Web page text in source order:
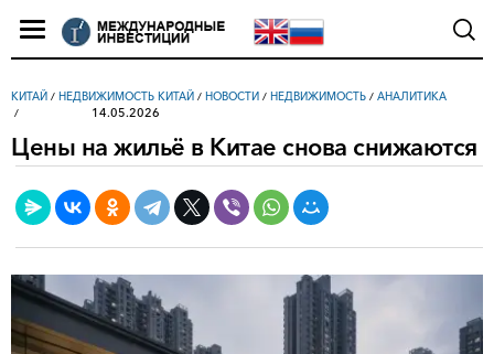
КИТАЙ / НЕДВИЖИМОСТЬ КИТАЙ / НОВОСТИ / НЕДВИЖИМОСТЬ / АНАЛИТИКА
14.05.2026
Цены на жильё в Китае снова снижаются